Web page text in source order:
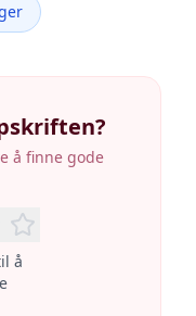
å finne gode
å